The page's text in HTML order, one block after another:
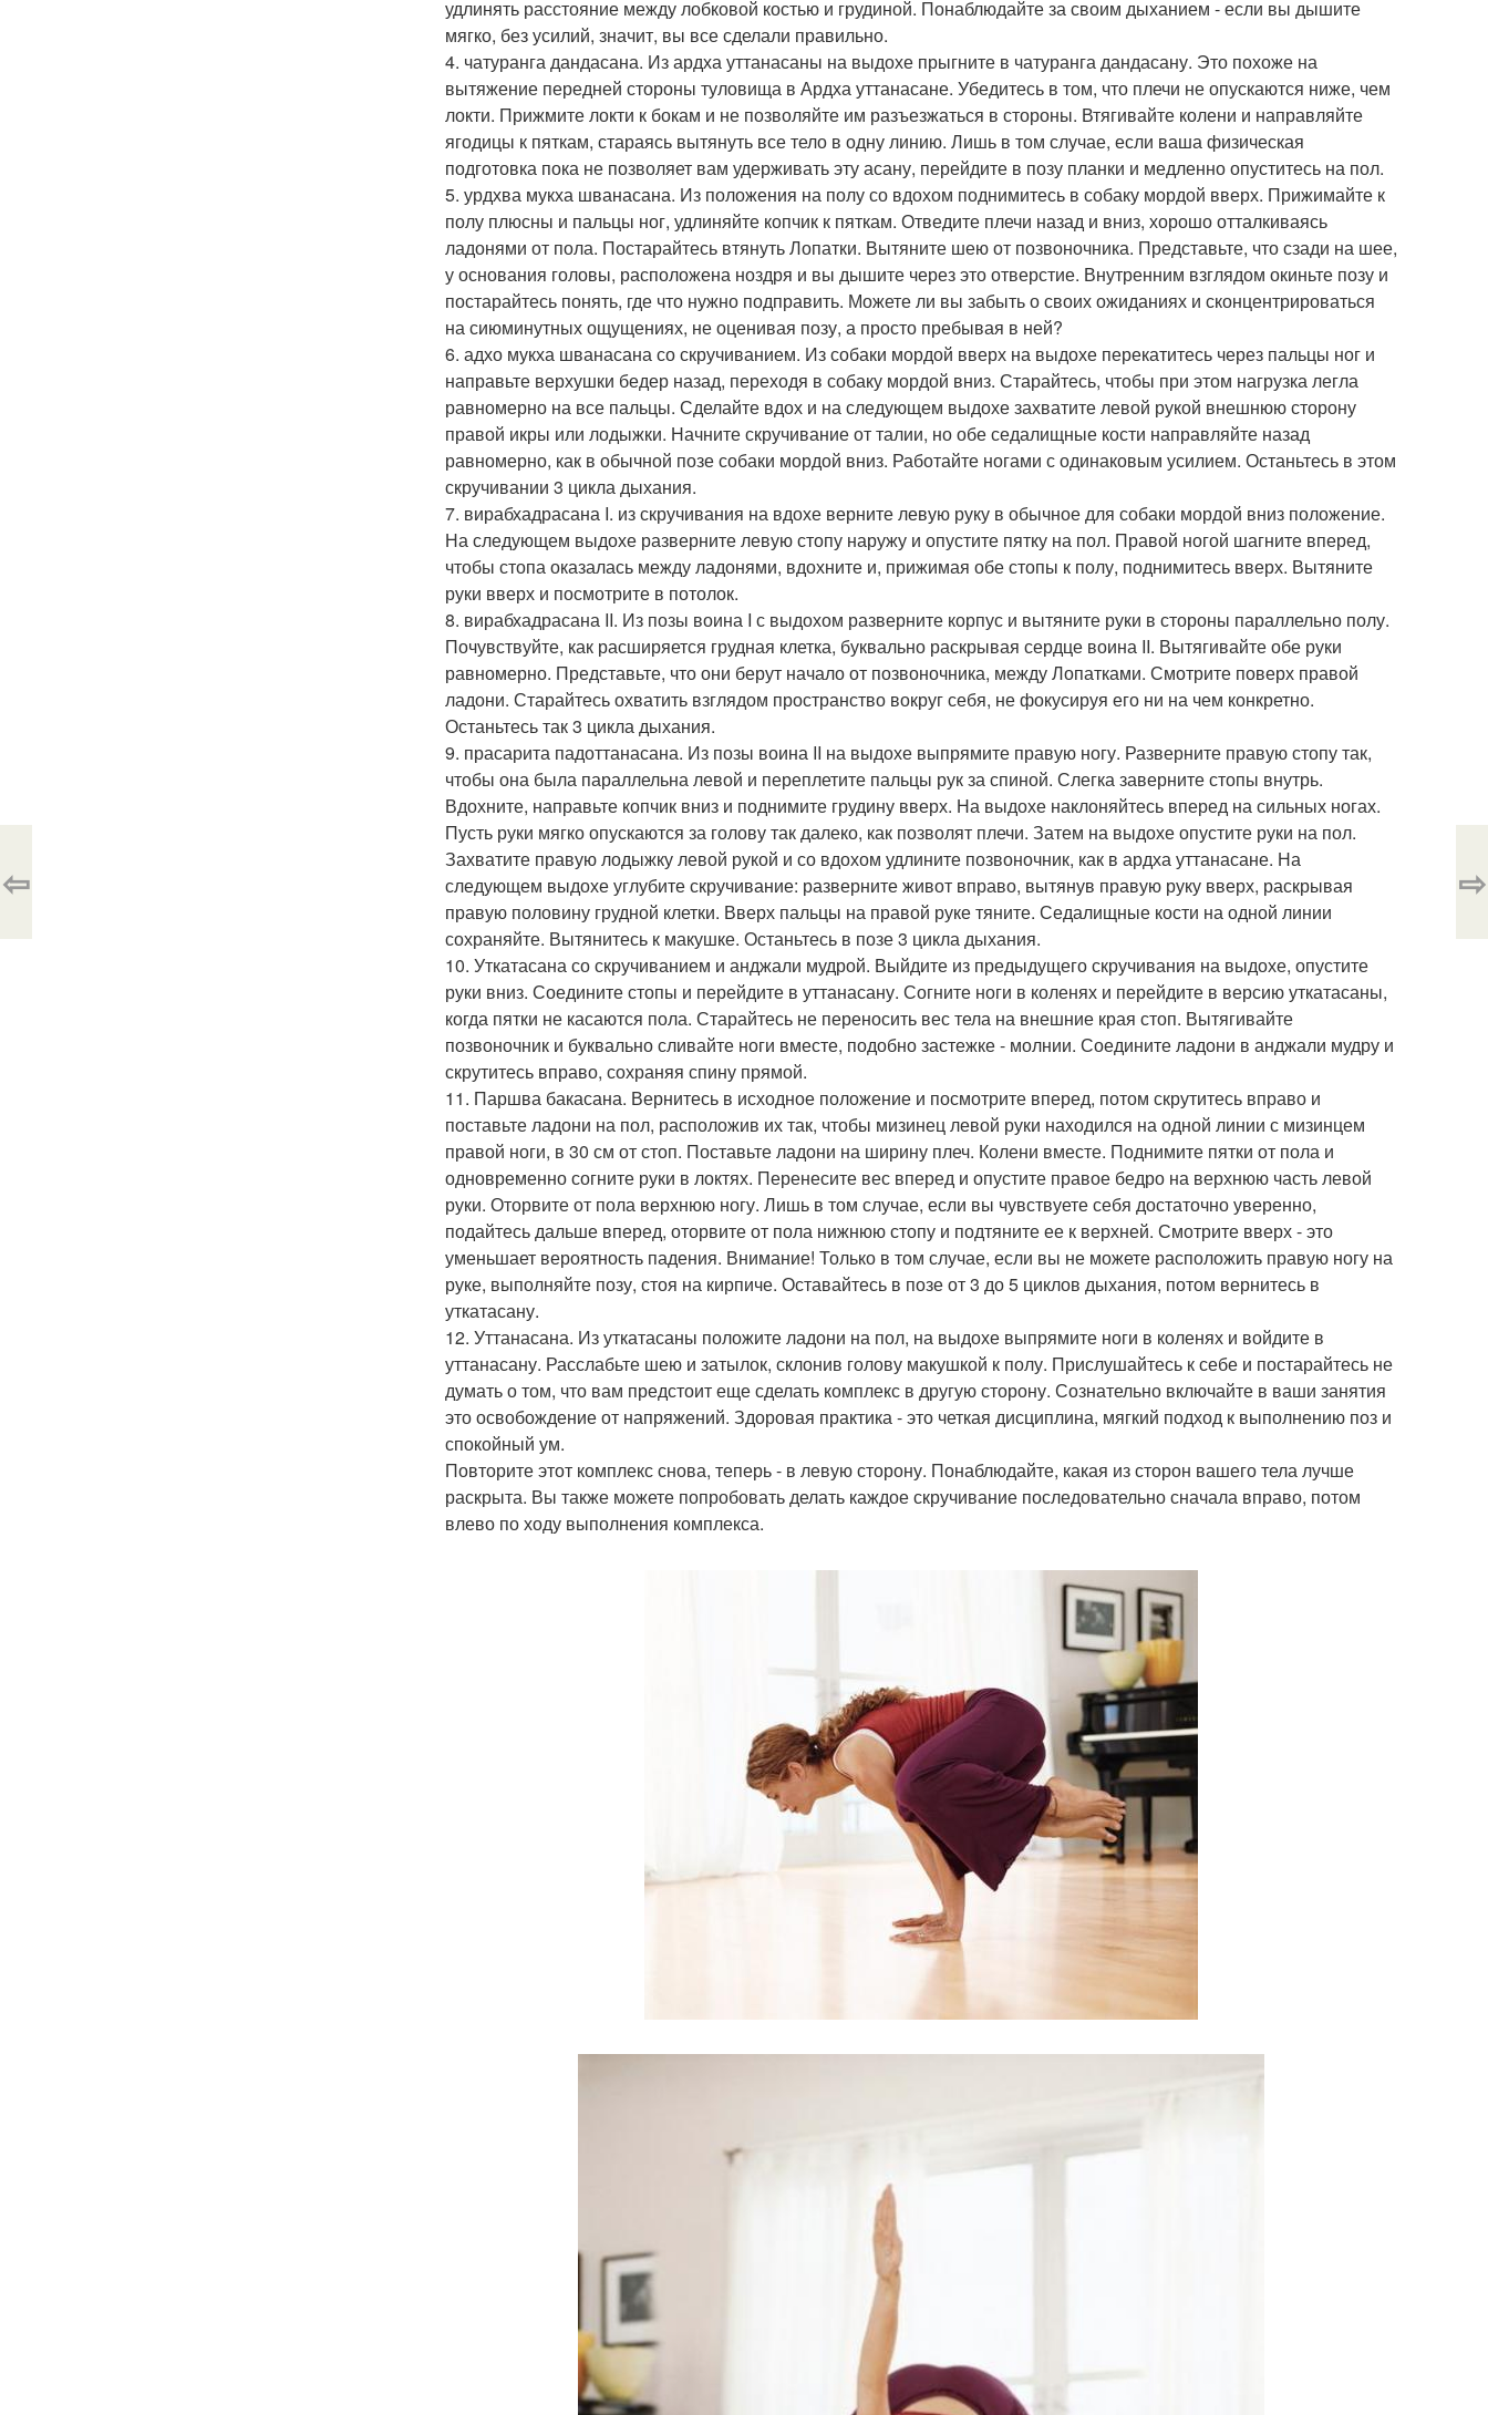
удлинять расстояние между лобковой костью и грудиной. Понаблюдайте за своим дыханием - если вы дышите
мягко, без усилий, значит, вы все сделали правильно.
4. чатуранга дандасана. Из ардха уттанасаны на выдохе прыгните в чатуранга дандасану. Это похоже на
вытяжение передней стороны туловища в Ардха уттанасане. Убедитесь в том, что плечи не опускаются ниже, чем
локти. Прижмите локти к бокам и не позволяйте им разъезжаться в стороны. Втягивайте колени и направляйте
ягодицы к пяткам, стараясь вытянуть все тело в одну линию. Лишь в том случае, если ваша физическая
подготовка пока не позволяет вам удерживать эту асану, перейдите в позу планки и медленно опуститесь на пол.
5. урдхва мукха шванасана. Из положения на полу со вдохом поднимитесь в собаку мордой вверх. Прижимайте к
полу плюсны и пальцы ног, удлиняйте копчик к пяткам. Отведите плечи назад и вниз, хорошо отталкиваясь
ладонями от пола. Постарайтесь втянуть Лопатки. Вытяните шею от позвоночника. Представьте, что сзади на шее,
у основания головы, расположена ноздря и вы дышите через это отверстие. Внутренним взглядом окиньте позу и
постарайтесь понять, где что нужно подправить. Можете ли вы забыть о своих ожиданиях и сконцентрироваться
на сиюминутных ощущениях, не оценивая позу, а просто пребывая в ней?
6. адхо мукха шванасана со скручиванием. Из собаки мордой вверх на выдохе перекатитесь через пальцы ног и
направьте верхушки бедер назад, переходя в собаку мордой вниз. Старайтесь, чтобы при этом нагрузка легла
равномерно на все пальцы. Сделайте вдох и на следующем выдохе захватите левой рукой внешнюю сторону
правой икры или лодыжки. Начните скручивание от талии, но обе седалищные кости направляйте назад
равномерно, как в обычной позе собаки мордой вниз. Работайте ногами с одинаковым усилием. Останьтесь в этом
скручивании 3 цикла дыхания.
7. вирабхадрасана I. из скручивания на вдохе верните левую руку в обычное для собаки мордой вниз положение.
На следующем выдохе разверните левую стопу наружу и опустите пятку на пол. Правой ногой шагните вперед,
чтобы стопа оказалась между ладонями, вдохните и, прижимая обе стопы к полу, поднимитесь вверх. Вытяните
руки вверх и посмотрите в потолок.
8. вирабхадрасана II. Из позы воина I с выдохом разверните корпус и вытяните руки в стороны параллельно полу.
Почувствуйте, как расширяется грудная клетка, буквально раскрывая сердце воина II. Вытягивайте обе руки
равномерно. Представьте, что они берут начало от позвоночника, между Лопатками. Смотрите поверх правой
ладони. Старайтесь охватить взглядом пространство вокруг себя, не фокусируя его ни на чем конкретно.
Останьтесь так 3 цикла дыхания.
9. прасарита падоттанасана. Из позы воина II на выдохе выпрямите правую ногу. Разверните правую стопу так,
чтобы она была параллельна левой и переплетите пальцы рук за спиной. Слегка заверните стопы внутрь.
Вдохните, направьте копчик вниз и поднимите грудину вверх. На выдохе наклоняйтесь вперед на сильных ногах.
Пусть руки мягко опускаются за голову так далеко, как позволят плечи. Затем на выдохе опустите руки на пол.
Захватите правую лодыжку левой рукой и со вдохом удлините позвоночник, как в ардха уттанасане. На
следующем выдохе углубите скручивание: разверните живот вправо, вытянув правую руку вверх, раскрывая
правую половину грудной клетки. Вверх пальцы на правой руке тяните. Седалищные кости на одной линии
сохраняйте. Вытянитесь к макушке. Останьтесь в позе 3 цикла дыхания.
10. Уткатасана со скручиванием и анджали мудрой. Выйдите из предыдущего скручивания на выдохе, опустите
руки вниз. Соедините стопы и перейдите в уттанасану. Согните ноги в коленях и перейдите в версию уткатасаны,
когда пятки не касаются пола. Старайтесь не переносить вес тела на внешние края стоп. Вытягивайте
позвоночник и буквально сливайте ноги вместе, подобно застежке - молнии. Соедините ладони в анджали мудру и
скрутитесь вправо, сохраняя спину прямой.
11. Паршва бакасана. Вернитесь в исходное положение и посмотрите вперед, потом скрутитесь вправо и
поставьте ладони на пол, расположив их так, чтобы мизинец левой руки находился на одной линии с мизинцем
правой ноги, в 30 см от стоп. Поставьте ладони на ширину плеч. Колени вместе. Поднимите пятки от пола и
одновременно согните руки в локтях. Перенесите вес вперед и опустите правое бедро на верхнюю часть левой
руки. Оторвите от пола верхнюю ногу. Лишь в том случае, если вы чувствуете себя достаточно уверенно,
подайтесь дальше вперед, оторвите от пола нижнюю стопу и подтяните ее к верхней. Смотрите вверх - это
уменьшает вероятность падения. Внимание! Только в том случае, если вы не можете расположить правую ногу на
руке, выполняйте позу, стоя на кирпиче. Оставайтесь в позе от 3 до 5 циклов дыхания, потом вернитесь в
уткатасану.
12. Уттанасана. Из уткатасаны положите ладони на пол, на выдохе выпрямите ноги в коленях и войдите в
уттанасану. Расслабьте шею и затылок, склонив голову макушкой к полу. Прислушайтесь к себе и постарайтесь не
думать о том, что вам предстоит еще сделать комплекс в другую сторону. Сознательно включайте в ваши занятия
это освобождение от напряжений. Здоровая практика - это четкая дисциплина, мягкий подход к выполнению поз и
спокойный ум.
Повторите этот комплекс снова, теперь - в левую сторону. Понаблюдайте, какая из сторон вашего тела лучше
раскрыта. Вы также можете попробовать делать каждое скручивание последовательно сначала вправо, потом
влево по ходу выполнения комплекса.
⇦ ⇨